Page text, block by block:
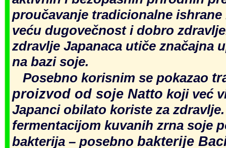
proučavanje tradicionalne
veću dugovečnost i dobro
zdravlje Japanaca utiče značajna
na bazi soje.
Posebno korisnim se pokazao
proizvod od soje Natto koji već
Japanci obilato koriste za
fermentacijom kuvanih zrna soje
bakterija – posebno bakterije